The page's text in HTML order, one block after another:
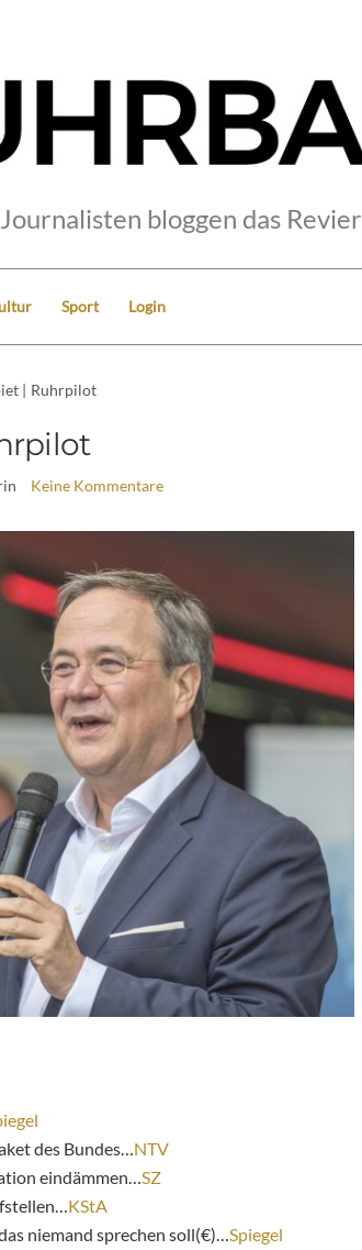
Journalisten bloggen das Revier
Sport Login
| Ruhrpilot
Keine Kommentare
des Bundes… NTV
eindämmen… SZ
KStA
niemand sprechen soll(€)… Spiegel